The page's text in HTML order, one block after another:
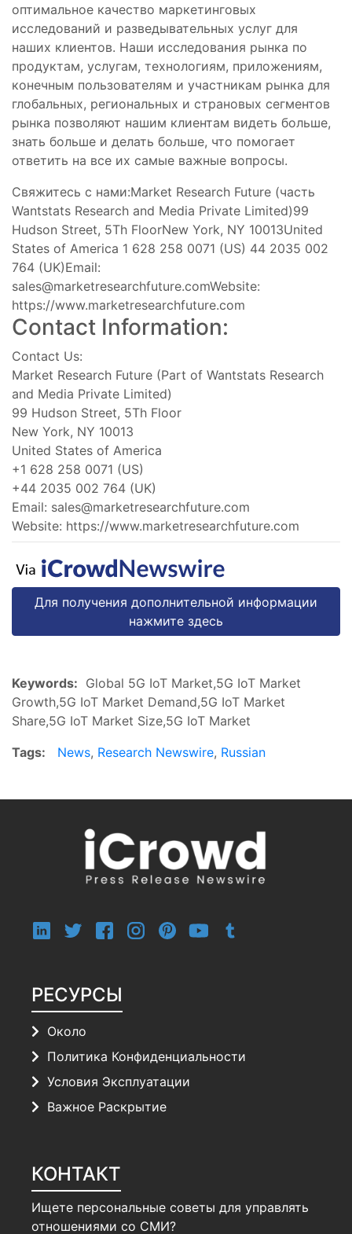
оптимальное качество маркетинговых
исследований и разведывательных услуг для
наших клиентов. Наши исследования рынка по
продуктам, услугам, технологиям, приложениям,
конечным пользователям и участникам рынка для
глобальных, региональных и страновых сегментов
рынка позволяют нашим клиентам видеть больше,
знать больше и делать больше, что помогает
ответить на все их самые важные вопросы.
Свяжитесь с нами:Market Research Future (часть
Wantstats Research and Media Private Limited)99
Hudson Street, 5Th FloorNew York, NY 10013United
States of America 1 628 258 0071 (US) 44 2035 002
764 (UK)Email:
sales@marketresearchfuture.comWebsite:
https://www.marketresearchfuture.com
Contact Information:
Contact Us:
Market Research Future (Part of Wantstats Research
and Media Private Limited)
99 Hudson Street, 5Th Floor
New York, NY 10013
United States of America
+1 628 258 0071 (US)
+44 2035 002 764 (UK)
Email: sales@marketresearchfuture.com
Website: https://www.marketresearchfuture.com
Для получения дополнительной информации
нажмите здесь
Keywords: Global 5G IoT Market,5G IoT Market
Growth,5G IoT Market Demand,5G IoT Market
Share,5G IoT Market Size,5G IoT Market
Tags:
News, Research Newswire, Russian
РЕСУРСЫ
Около
Политика Конфиденциальности
Условия Эксплуатации
Важное Раскрытие
КОНТАКТ
Ищете персональные советы для управлять
отношениями со СМИ?